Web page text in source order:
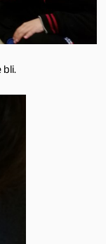
bli.